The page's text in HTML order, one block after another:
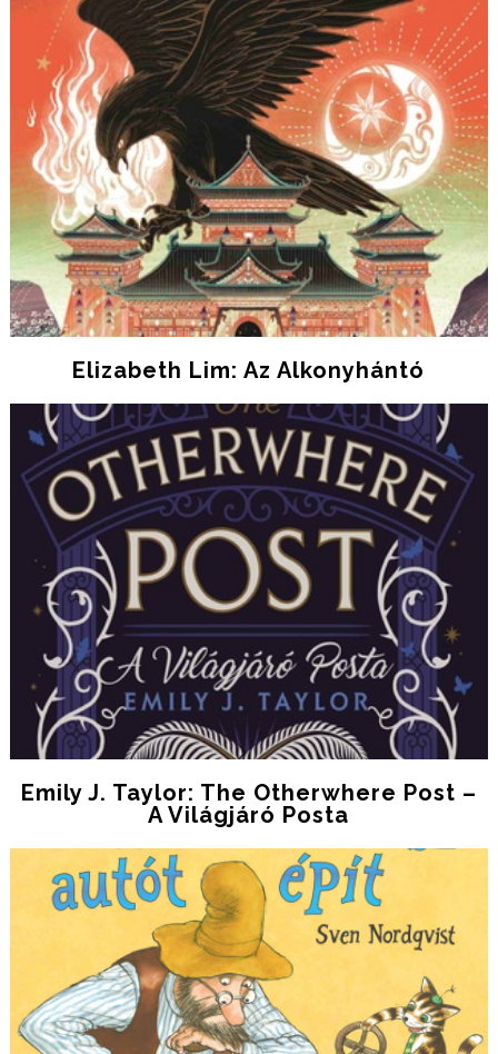
Elizabeth Lim: Az Alkonyhántó
Emily J. Taylor: The Otherwhere Post –
A Világjáró Posta